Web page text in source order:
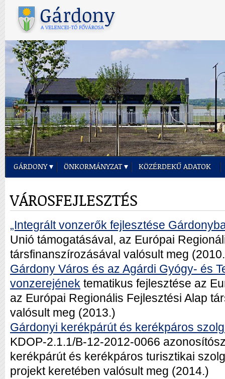
GÁRDONY ÖNKORMÁNYZAT KÖZÉRDEKŰ ADATOK
VÁROSFEJLESZTÉS
„Integrált vonzerők fejlesztése
Unió támogatásával, az Európai
társfinanszírozásával valósult meg
Gárdony Város és az Agárdi Gyógy- és
vonzerejének tematikus fejlesztése az
az Európai Regionális Fejlesztési Alap
valósult meg (2013.)
Gárdonyi kerékpárút és kerékpáros
KDOP-2.1.1/B-12-2012-0066
kerékpárút és kerékpáros turisztikai
projekt keretében valósult meg (2014.)